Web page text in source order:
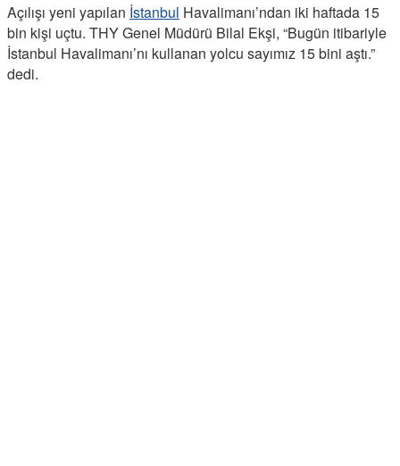
Açılışı yeni yapılan İstanbul Havalimanı’ndan iki haftada 15
bin kişi uçtu. THY Genel Müdürü Bilal Ekşi, “Bugün itibariyle
İstanbul Havalimanı’nı kullanan yolcu sayımız 15 bini aştı.”
dedi.